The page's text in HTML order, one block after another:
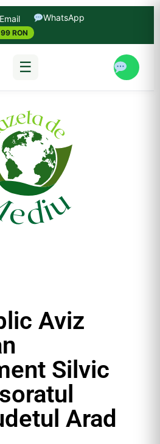
WhatsApp
RON
☰
Aviz
Silvic
Arad